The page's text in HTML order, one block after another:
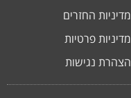
מדיניות החזרים
מדיניות פרטיות
הצהרת נגישות